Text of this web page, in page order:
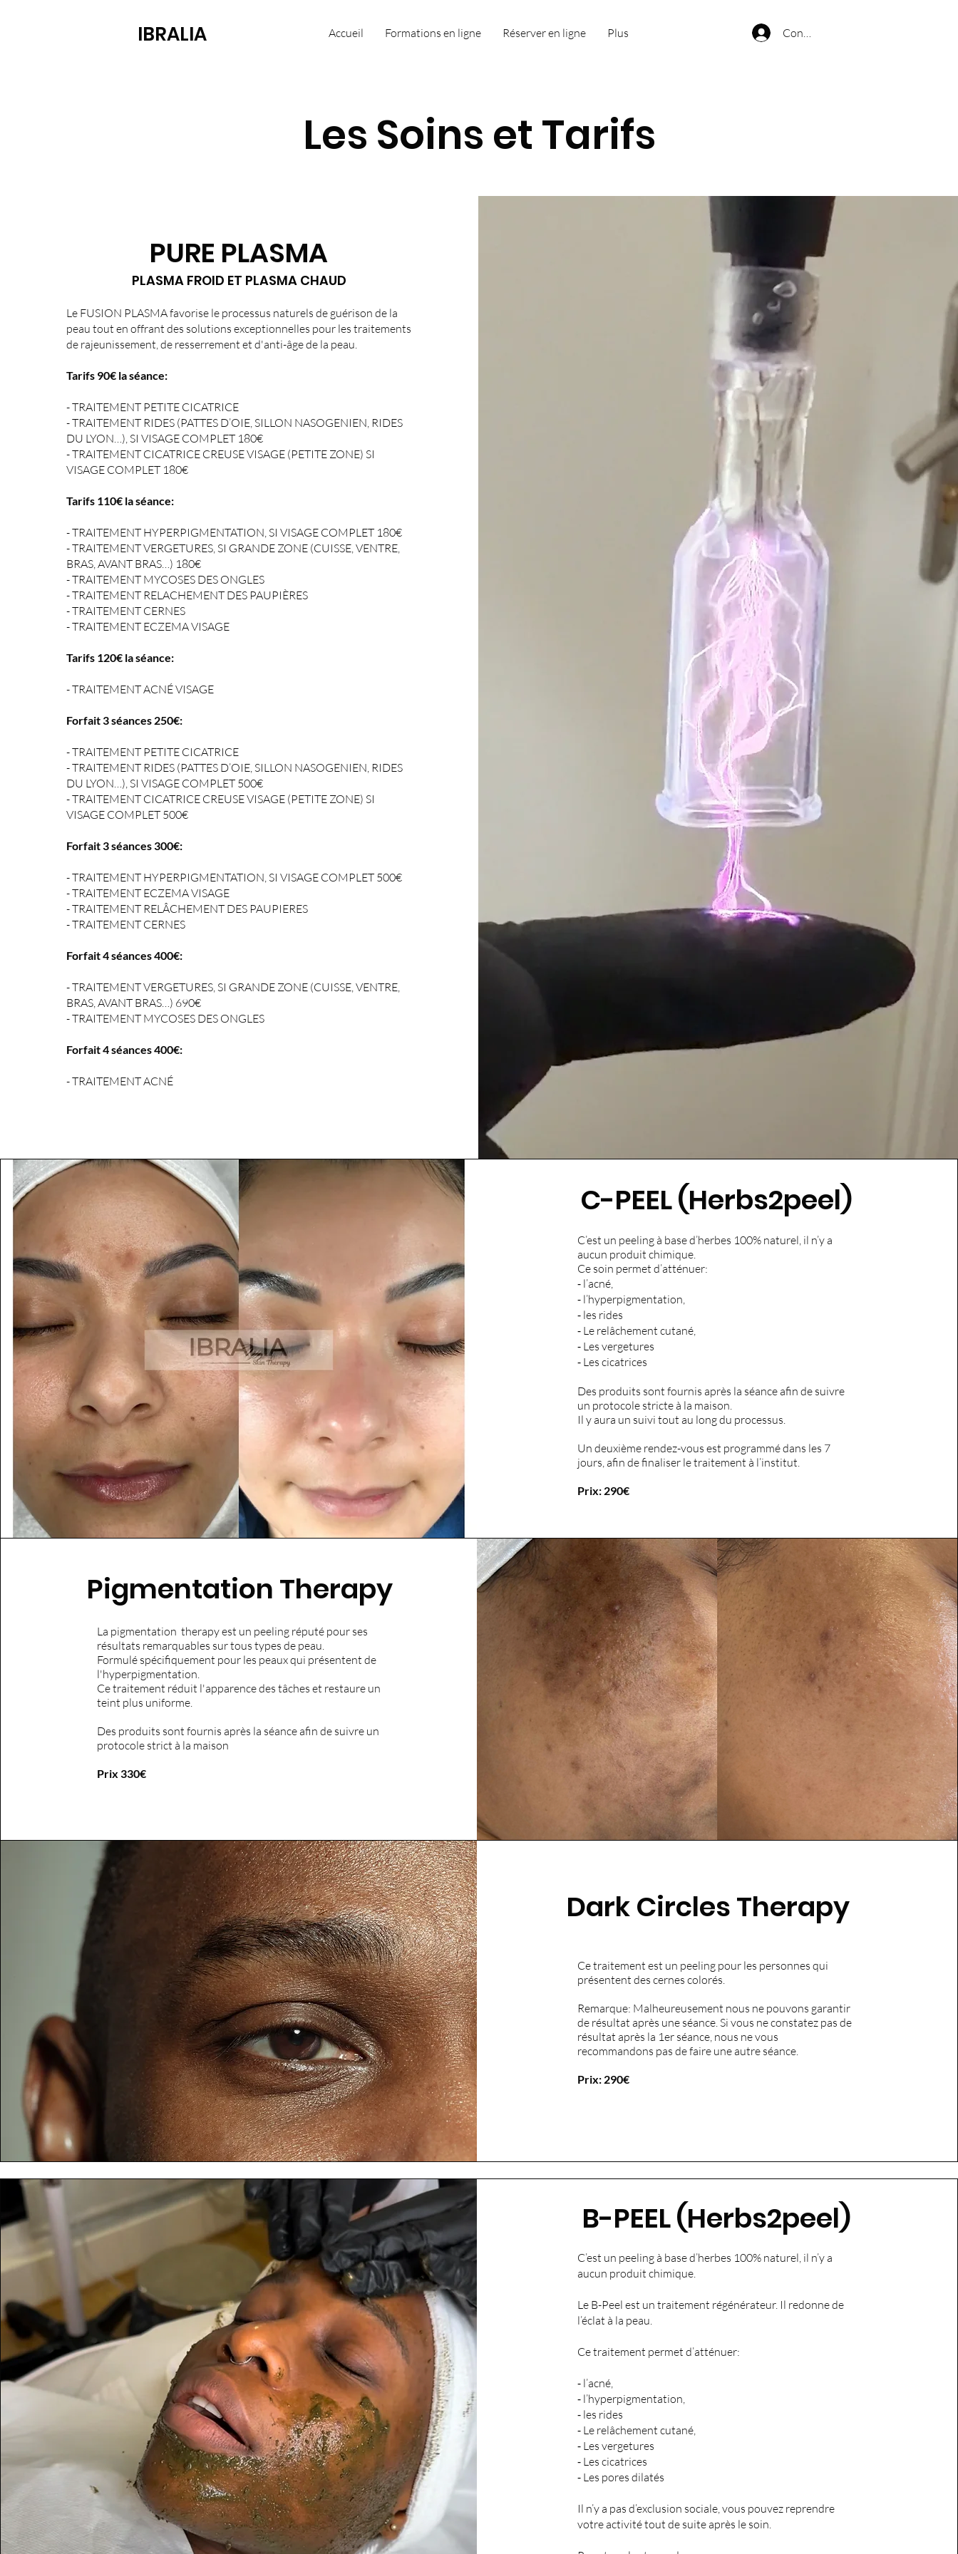
IBRALIA Accueil Formations en ligne Réserver en ligne Plus Connexion
Les Soins et Tarifs
PURE PLASMA
PLASMA FROID ET PLASMA CHAUD
Le FUSION PLASMA favorise le processus naturels de guérison de la
peau tout en offrant des solutions exceptionnelles pour les traitements
de rajeunissement, de resserrement et d'anti-âge de la peau.
Tarifs 90€ la séance:
- ​TRAITEMENT PETITE CICATRICE
- TRAITEMENT RIDES (PATTES D’OIE, SILLON NASOGENIEN, RIDES
DU LYON…), SI VISAGE COMPLET 180€
- TRAITEMENT CICATRICE CREUSE VISAGE (PETITE ZONE) SI
VISAGE COMPLET 180€
Tarifs 110€ la séance:
- TRAITEMENT HYPERPIGMENTATION, SI VISAGE COMPLET 180€
- TRAITEMENT VERGETURES, SI GRANDE ZONE (CUISSE, VENTRE,
BRAS, AVANT BRAS…) 180€
- TRAITEMENT MYCOSES DES ONGLES
- TRAITEMENT RELACHEMENT DES PAUPIÈRES
- TRAITEMENT CERNES
- TRAITEMENT ECZEMA VISAGE
Tarifs 120€ la séance:
- TRAITEMENT ACNÉ VISAGE
Forfait 3 séances 250€:
- TRAITEMENT PETITE CICATRICE
- TRAITEMENT RIDES (PATTES D’OIE, SILLON NASOGENIEN, RIDES
DU LYON…), SI VISAGE COMPLET 500€
- TRAITEMENT CICATRICE CREUSE VISAGE (PETITE ZONE) SI
VISAGE COMPLET 500€
Forfait 3 séances 300€:
- TRAITEMENT HYPERPIGMENTATION, SI VISAGE COMPLET 500€
- TRAITEMENT ECZEMA VISAGE
- TRAITEMENT RELÂCHEMENT DES PAUPIERES
- TRAITEMENT CERNES
Forfait 4 séances 400€:
- TRAITEMENT VERGETURES, SI GRANDE ZONE (CUISSE, VENTRE,
BRAS, AVANT BRAS…) 690€
- TRAITEMENT MYCOSES DES ONGLES
Forfait 4 séances 400€:
- TRAITEMENT ACNÉ
C-PEEL (Herbs2peel)
C’est un peeling à base d’herbes 100% naturel, il n’y a
aucun produit chimique.
Ce soin permet d’atténuer:
⁃ l’acné,
⁃ l’hyperpigmentation,
⁃ les rides
⁃ Le relâchement cutané,
⁃ Les vergetures
⁃ Les cicatrices
Des produits sont fournis après la séance afin de suivre
un protocole stricte à la maison.
Il y aura un suivi tout au long du processus.
Un deuxième rendez-vous est programmé dans les 7
jours, afin de finaliser le traitement à l’institut.
Prix: 290€
Pigmentation Therapy
La pigmentation therapy est un peeling réputé pour ses
résultats remarquables sur tous types de peau.
Formulé spécifiquement pour les peaux qui présentent de
l'hyperpigmentation.
Ce traitement réduit l'apparence des tâches et restaure un
teint plus uniforme.
Des produits sont fournis après la séance afin de suivre un
protocole strict à la maison
Prix 330€
Dark Circles Therapy
Ce traitement est un peeling pour les personnes qui
présentent des cernes colorés.
Remarque: Malheureusement nous ne pouvons garantir
de résultat après une séance. Si vous ne constatez pas de
résultat après la 1er séance, nous ne vous
recommandons pas de faire une autre séance.
Prix: 290€
B-PEEL (Herbs2peel)
C’est un peeling à base d’herbes 100% naturel, il n’y a
aucun produit chimique.
Le B-Peel est un traitement régénérateur. Il redonne de
l’éclat à la peau.
Ce traitement permet d’atténuer:
⁃ l’acné,
⁃ l’hyperpigmentation,
⁃ les rides
⁃ Le relâchement cutané,
⁃ Les vergetures
⁃ Les cicatrices
⁃ Les pores dilatés
Il n’y a pas d’exclusion sociale, vous pouvez reprendre
votre activité tout de suite après le soin.